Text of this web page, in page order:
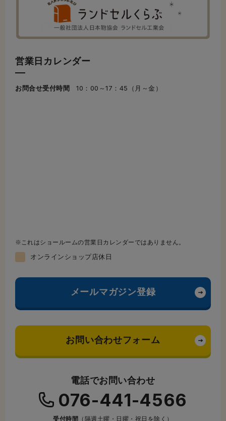
営業日カレンダー
お問合せ受付時間 10：00～17：45（月～金）
これはショールームの営業日カレンダーではありません。
オンラインショップ店休日
メールマガジン登録
お問い合わせフォーム
電話でお問い合わせ
076-441-4566
受付時間 （隔週土曜・日曜・祝日を除く）